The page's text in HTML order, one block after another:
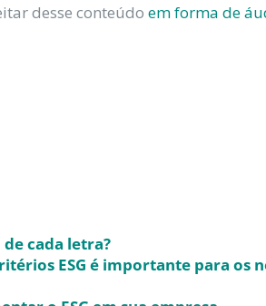
desse conteúdo em forma de
de cada letra?
ESG é importante para os